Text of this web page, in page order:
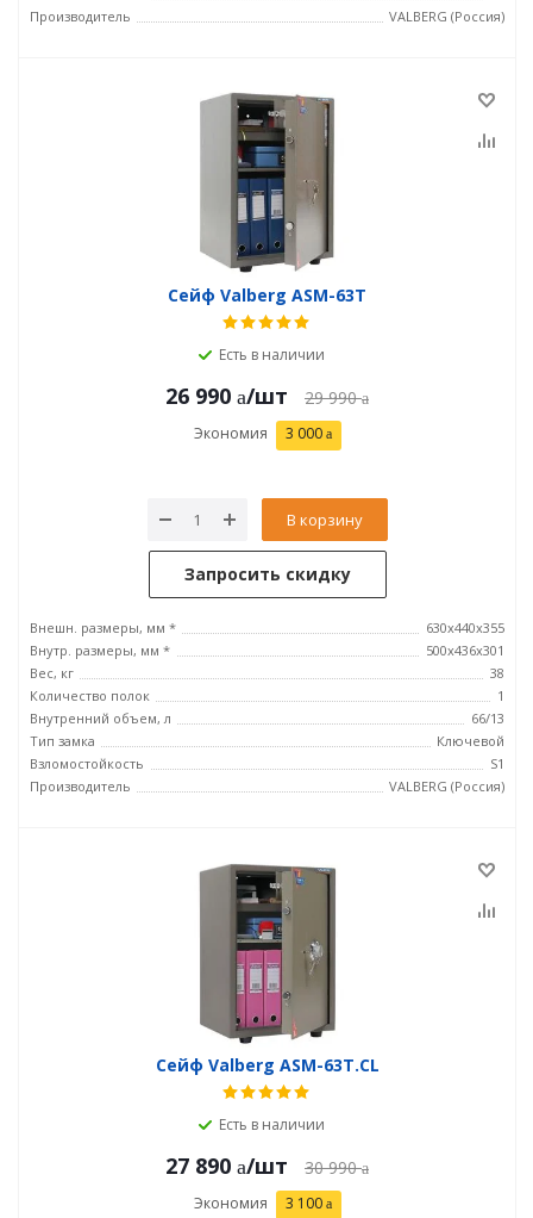
Производитель
VALBERG (Россия)
Сейф Valberg ASM-63Т
Есть в наличии
26 990 /шт 29 990
Экономия 3 000
В корзину
Запросить скидку
Внешн. размеры, мм *
630x440x355
Внутр. размеры, мм *
500х436х301
Вес, кг
38
Количество полок
1
Внутренний объем, л
66/13
Тип замка
Ключевой
Взломостойкость
S1
Производитель
VALBERG (Россия)
Сейф Valberg ASM-63Т.CL
Есть в наличии
27 890 /шт 30 990
Экономия 3 100